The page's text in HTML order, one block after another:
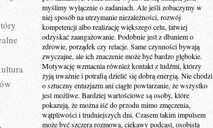
myślimy wyłącznie o zadaniach. Ale jeśli zobaczymy w
niej sposób na utrzymanie niezależności, rozwój
kompetencji albo realizację większego celu, łatwiej
odzyskać zaangażowanie. Podobnie jest z dbaniem o
zdrowie, porządek czy relacje. Same czynności bywają
zwyczajne, ale ich znaczenie może być bardzo głębokie.
Motywację wzmacnia również kontakt z ludźmi, którzy
żyją uważnie i potrafią dzielić się dobrą energią. Nie chodzi
o sztuczny entuzjazm ani ciągłe powtarzanie, że wszystko
jest możliwe. Bardziej wartościowe są osoby, które
pokazują, że można iść do przodu mimo zmęczenia,
wątpliwości i trudniejszych dni. Czasem takim impulsem
może być szczera rozmowa, ciekawy podcast, osobista